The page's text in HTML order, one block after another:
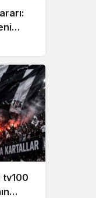
tv100